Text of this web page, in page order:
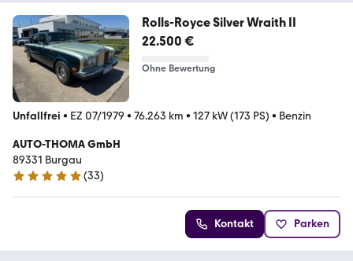
Rolls-Royce Silver Wraith II
22.500 €
Ohne Bewertung
Unfallfrei • EZ 07/1979 • 76.263 km • 127 kW (173 PS) • Benzin
AUTO-THOMA GmbH
89331 Burgau
5 Sterne
(33)
Kontakt Parken